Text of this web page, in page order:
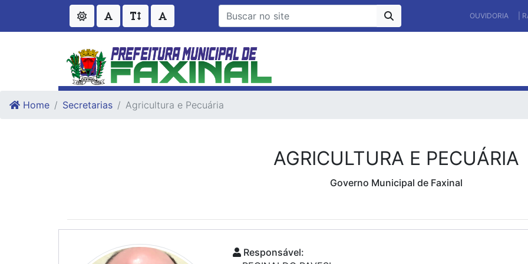
Ir para o conteudo
Ir para o fim do conteudo
OUVIDORIA |
Home Secretarias Agricultura e Pecuária
AGRICULTURA E PECUÁRIA
Governo Municipal de Faxinal
Responsável: